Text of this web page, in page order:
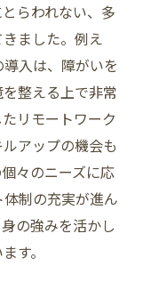
維持
性
のメリット
点
方
感
らわれない、多
ました。例え
入は、障がいを
整える上で非常
リモートワーク
アップの機会も
々のニーズに応
制の充実が進ん
の強みを活かし
す。